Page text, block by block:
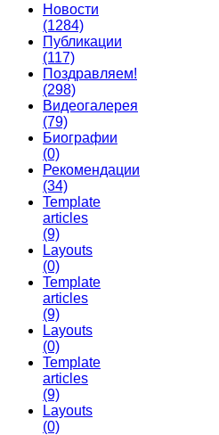
Новости
(1284)
Публикации
(117)
Поздравляем!
(298)
Видеогалерея
(79)
Биографии
(0)
Рекомендации
(34)
Template
articles
(9)
Layouts
(0)
Template
articles
(9)
Layouts
(0)
Template
articles
(9)
Layouts
(0)